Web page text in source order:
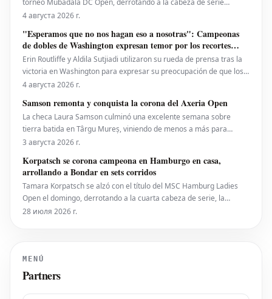
número uno, la estadounidense Jessica Pegula, con un marcador
puesto 28 del ranking mundial, demostró su
4 августа 2026 г.
"Esperamos que no nos hagan eso a nosotras": Campeonas
de dobles de Washington expresan temor por los recortes
propuestos por la ATP que se extienden a la WTA
Erin Routliffe y Aldila Sutjiadi utilizaron su rueda de prensa tras la
victoria en Washington para expresar su preocupación de que los
recortes propuestos por la ATP en dobles puedan llegar
iniciativa separada de la ATP para colocar
4 августа 2026 г.
Samson remonta y conquista la corona del Axeria Open
La checa Laura Samson culminó una excelente semana sobre
tierra batida en Târgu Mureș, viniendo de menos a más para
derrotar a la máxima favorita, la española Kaitlin Quevedo, por 2-6,
Intaro Sport. El evento WTA 125 en Rumanía viv
3 августа 2026 г.
Korpatsch se corona campeona en Hamburgo en casa,
arrollando a Bondar en sets corridos
Tamara Korpatsch se alzó con el título del MSC Hamburg Ladies
Open el domingo, derrotando a la cuarta cabeza de serie, la
húngara Anna Bondar, por 6-3, 6-3 en la final. Con esta victoria,
28 июля 2026 г.
MENÚ
Partners